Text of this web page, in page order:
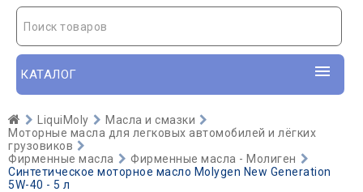
Поиск товаров
КАТАЛОГ
LiquiMoly
Масла и смазки
Моторные масла для легковых автомобилей и лёгких
грузовиков
Фирменные масла
Фирменные масла - Молиген
Синтетическое моторное масло Molygen New Generation
5W-40 - 5 л